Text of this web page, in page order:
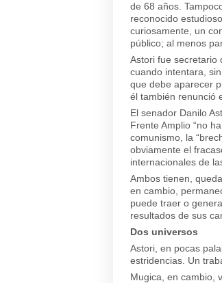
de 68 años.
reconocido
curiosamente, un
público; al menos
Astori fue secretario
cuando intentara,
que debe aparecer
él también renunció
El senador Danilo
Frente Amplio “no
comunismo, la
obviamente el
internacionales de
Ambos tienen,
en cambio,
puede traer o
resultados de sus
Dos universos
Astori, en pocas
estridencias. Un
Mugica, en cambio,